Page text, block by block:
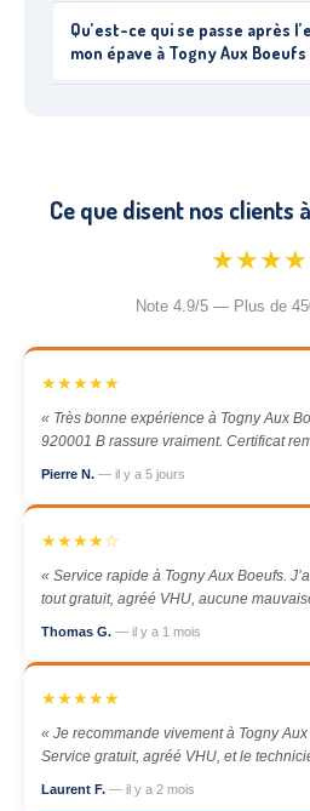
Qu’est-ce qui se passe après
mon épave à Togny Aux Boeufs
Ce que disent nos clients
Note 4.9/5 — Plus de
★★★★★
« Très bonne expérience à Togny Aux
920001 B rassure vraiment. Certificat
Pierre N. — il y a 5 jours
★★★★☆
« Service rapide à Togny Aux Boeufs.
tout gratuit, agréé VHU, aucune
Thomas G. — il y a 1 mois
★★★★★
« Je recommande vivement à Togny
Service gratuit, agréé VHU, et le
Laurent F. — il y a 2 mois